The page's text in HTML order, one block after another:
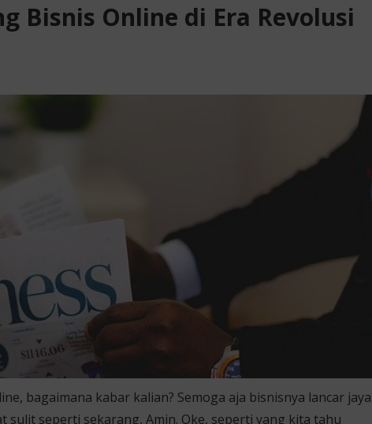
Bisnis Online di Era Revolusi
bagaimana kabar kalian? Semoga aja bisnisnya lancar jaya
sulit seperti sekarang, Amin. Oke, seperti yang kita tahu